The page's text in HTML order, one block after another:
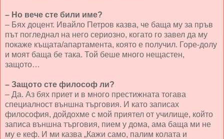
– Но вече сте били име?
– Бях доцент. Ивайло Петров казва, че баща му за пръв
път погледнал на него сериозно, когато го завел да му
покаже къщата/апартамента, която е получил. Горе-долу
и моят баща бе така. Той беше много нещастен,
защото…
– Защото сте философ ли?
– Да. Аз бях приет и в много престижната тогава
специалност външна търговия. И като записах
философия, дойдохме с мой приятел от училище, който
записа външна търговия, пием у дома, ама баща ми не
му е кеф. И ми казва „Кажи само, палим колата и